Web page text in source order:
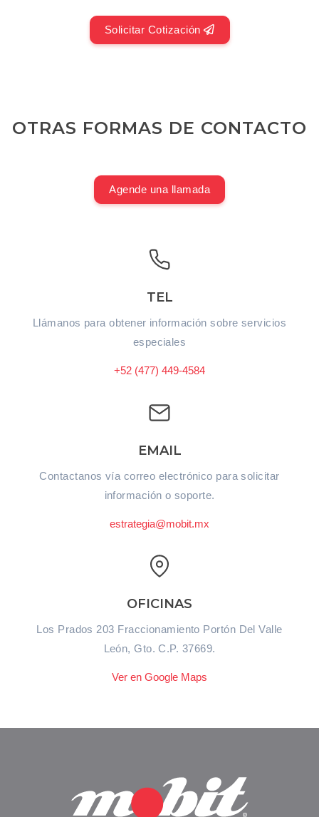
Solicitar Cotización
OTRAS FORMAS DE CONTACTO
Agende una llamada
TEL
Llámanos para obtener información sobre servicios
especiales
+52 (477) 449-4584
EMAIL
Contactanos vía correo electrónico para solicitar
información o soporte.
estrategia@mobit.mx
OFICINAS
Los Prados 203 Fraccionamiento Portón Del Valle
León, Gto. C.P. 37669.
Ver en Google Maps